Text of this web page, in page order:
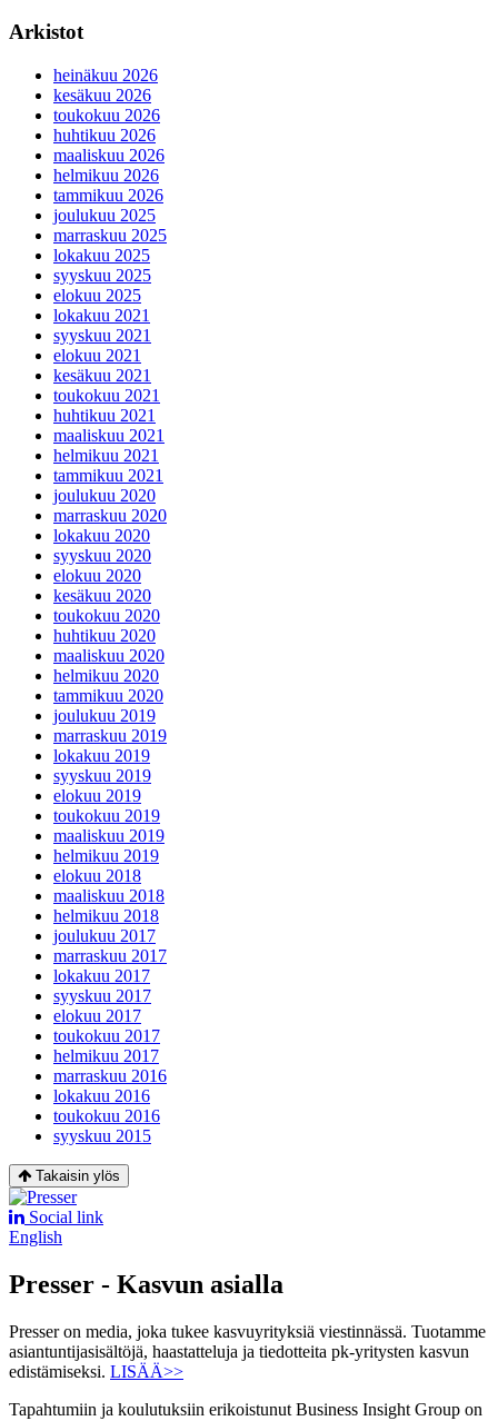
Arkistot
heinäkuu 2026
kesäkuu 2026
toukokuu 2026
huhtikuu 2026
maaliskuu 2026
helmikuu 2026
tammikuu 2026
joulukuu 2025
marraskuu 2025
lokakuu 2025
syyskuu 2025
elokuu 2025
lokakuu 2021
syyskuu 2021
elokuu 2021
kesäkuu 2021
toukokuu 2021
huhtikuu 2021
maaliskuu 2021
helmikuu 2021
tammikuu 2021
joulukuu 2020
marraskuu 2020
lokakuu 2020
syyskuu 2020
elokuu 2020
kesäkuu 2020
toukokuu 2020
huhtikuu 2020
maaliskuu 2020
helmikuu 2020
tammikuu 2020
joulukuu 2019
marraskuu 2019
lokakuu 2019
syyskuu 2019
elokuu 2019
toukokuu 2019
maaliskuu 2019
helmikuu 2019
elokuu 2018
maaliskuu 2018
helmikuu 2018
joulukuu 2017
marraskuu 2017
lokakuu 2017
syyskuu 2017
elokuu 2017
toukokuu 2017
helmikuu 2017
marraskuu 2016
lokakuu 2016
toukokuu 2016
syyskuu 2015
Takaisin ylös
Social link
English
Presser - Kasvun asialla
Presser on media, joka tukee kasvuyrityksiä viestinnässä. Tuotamme
asiantuntijasisältöjä, haastatteluja ja tiedotteita pk-yritysten kasvun
edistämiseksi. LISÄÄ>>
Tapahtumiin ja koulutuksiin erikoistunut Business Insight Group on